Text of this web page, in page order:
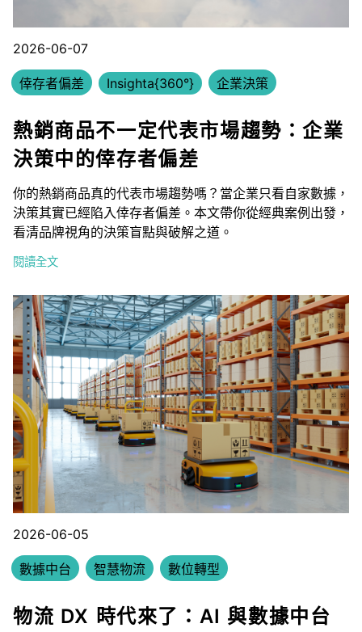
2026-06-07
倖存者偏差 Insighta{360°} 企業決策
熱銷商品不一定代表市場趨勢：企業
決策中的倖存者偏差
你的熱銷商品真的代表市場趨勢嗎？當企業只看自家數據，
決策其實已經陷入倖存者偏差。本文帶你從經典案例出發，
看清品牌視角的決策盲點與破解之道。
閱讀全文
2026-06-05
數據中台 智慧物流 數位轉型
物流 DX 時代來了：AI 與數據中台